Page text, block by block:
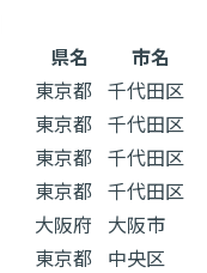
県名
市名
東京都 千代田区
東京都 千代田区
東京都 千代田区
東京都 千代田区
大阪府
大阪市
東京都 中央区